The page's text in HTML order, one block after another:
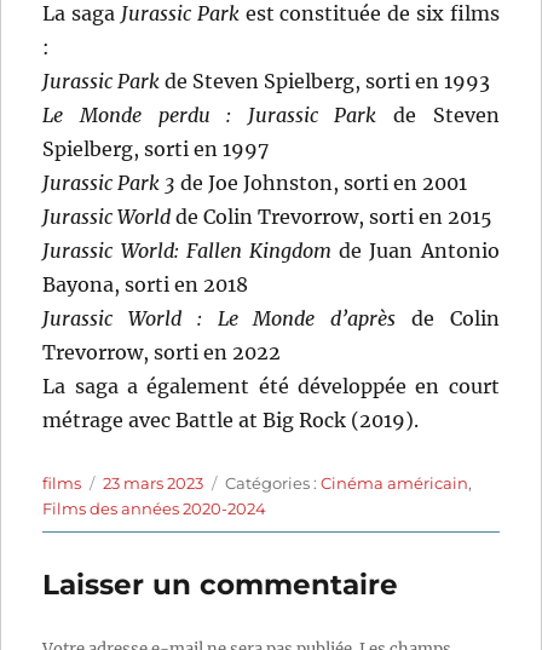
La saga Jurassic Parkest constituée de six films
:
Jurassic Park de Steven Spielberg, sorti en 1993
Le Monde perdu : Jurassic Park de Steven
Spielberg, sorti en 1997
Jurassic Park 3 de Joe Johnston, sorti en 2001
Jurassic World de Colin Trevorrow, sorti en 2015
Jurassic World: Fallen Kingdom de Juan Antonio
Bayona, sorti en 2018
Jurassic World : Le Monde d’après de Colin
Trevorrow, sorti en 2022
La saga a également été développée en court
métrage avec Battle at Big Rock (2019).
Auteur
films
Publié
le
23 mars 2023 Catégories
Catégories :Cinéma américain,
Films des années 2020-2024
Laisser un commentaire